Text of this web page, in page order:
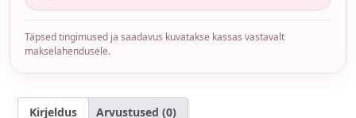
Täpsed tingimused ja saadavus kuvatakse kassas vastavalt
makselahendusele.
Kirjeldus Arvustused (0)